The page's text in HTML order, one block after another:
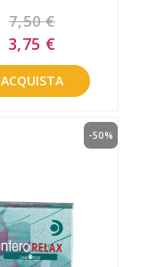
7,50 €
Special
Price
3,75 €
ACQUISTA
-50%